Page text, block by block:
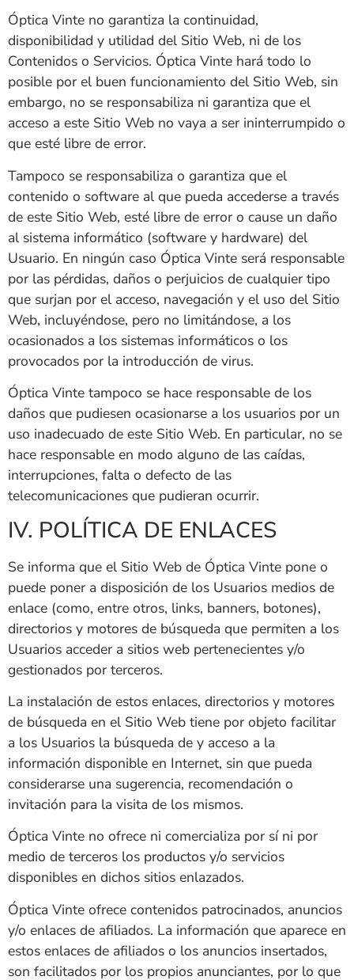
Óptica Vinte no garantiza la continuidad,
disponibilidad y utilidad del Sitio Web, ni de los
Contenidos o Servicios. Óptica Vinte hará todo lo
posible por el buen funcionamiento del Sitio Web, sin
embargo, no se responsabiliza ni garantiza que el
acceso a este Sitio Web no vaya a ser ininterrumpido o
que esté libre de error.
Tampoco se responsabiliza o garantiza que el
contenido o software al que pueda accederse a través
de este Sitio Web, esté libre de error o cause un daño
al sistema informático (software y hardware) del
Usuario. En ningún caso Óptica Vinte será responsable
por las pérdidas, daños o perjuicios de cualquier tipo
que surjan por el acceso, navegación y el uso del Sitio
Web, incluyéndose, pero no limitándose, a los
ocasionados a los sistemas informáticos o los
provocados por la introducción de virus.
Óptica Vinte tampoco se hace responsable de los
daños que pudiesen ocasionarse a los usuarios por un
uso inadecuado de este Sitio Web. En particular, no se
hace responsable en modo alguno de las caídas,
interrupciones, falta o defecto de las
telecomunicaciones que pudieran ocurrir.
IV. POLÍTICA DE ENLACES
Se informa que el Sitio Web de Óptica Vinte pone o
puede poner a disposición de los Usuarios medios de
enlace (como, entre otros, links, banners, botones),
directorios y motores de búsqueda que permiten a los
Usuarios acceder a sitios web pertenecientes y/o
gestionados por terceros.
La instalación de estos enlaces, directorios y motores
de búsqueda en el Sitio Web tiene por objeto facilitar
a los Usuarios la búsqueda de y acceso a la
información disponible en Internet, sin que pueda
considerarse una sugerencia, recomendación o
invitación para la visita de los mismos.
Óptica Vinte no ofrece ni comercializa por sí ni por
medio de terceros los productos y/o servicios
disponibles en dichos sitios enlazados.
Óptica Vinte ofrece contenidos patrocinados, anuncios
y/o enlaces de afiliados. La información que aparece en
estos enlaces de afiliados o los anuncios insertados,
son facilitados por los propios anunciantes, por lo que